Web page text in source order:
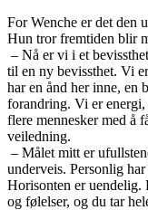
For Wenche er det den
Hun tror fremtiden blir
– Nå er vi i et
til en ny bevissthet. Vi
har en ånd her inne, en
forandring. Vi er energi,
flere mennesker med å
veiledning.
– Målet mitt er
underveis. Personlig
Horisonten er uendelig.
og følelser, og du tar